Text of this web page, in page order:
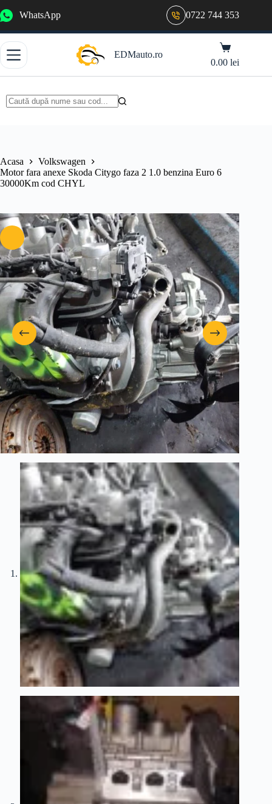
la
WhatsApp 0722 744 353
EDMauto.ro
Coș
de
cumpărături
0.00lei
Acasa
Volkswagen
Motor fara anexe Skoda Citygo faza 2 1.0 benzina Euro 6
30000Km cod CHYL